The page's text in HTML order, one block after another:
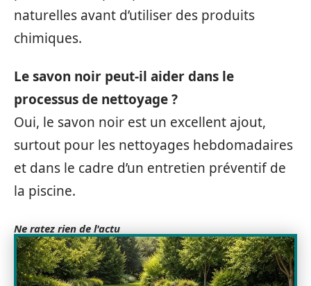
naturelles avant d’utiliser des produits
chimiques.
Le savon noir peut-il aider dans le
processus de nettoyage ?
Oui, le savon noir est un excellent ajout,
surtout pour les nettoyages hebdomadaires
et dans le cadre d’un entretien préventif de
la piscine.
Ne ratez rien de l'actu